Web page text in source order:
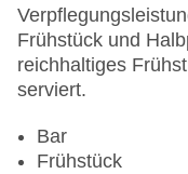
EC Maestro,
Landeskategorie:
Frühstück und
reichhaltiges
serviert.
Bar
Frühstück